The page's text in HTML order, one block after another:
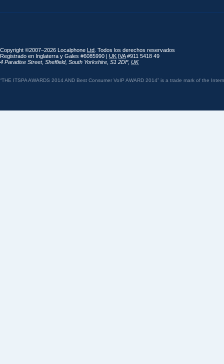
Copyright ©2007–2026 Localphone Ltd . Todos los derechos reservados
Registrado en Inglaterra y Gales #6085990 | UK IVA#911 5418 49
4 Paradise Street, Sheffield, South Yorkshire S1 2DF, UK
“THE ITSPA AWARDS 2014 AND Best Consumer VoIP AWARD 2014” is a trade mark of the